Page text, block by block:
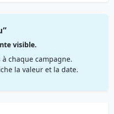
visible.
à chaque campagne.
la valeur et la date.